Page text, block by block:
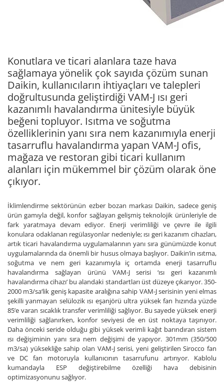
Konutlara ve ticari alanlara taze hava
sağlamaya yönelik çok sayıda çözüm sunan
Daikin, kullanıcıların ihtiyaçları ve talepleri
doğrultusunda geliştirdiği VAM-J ısı geri
kazanımlı havalandırma ünitesiyle büyük
beğeni topluyor. Isıtma ve soğutma
özelliklerinin yanı sıra nem kazanımıyla enerji
tasarruflu havalandırma yapan VAM-J ofis,
mağaza ve restoran gibi ticari kullanım
alanları için mükemmel bir çözüm olarak öne
çıkıyor.
İklimlendirme sektörünün ezber bozan markası Daikin, sadece geniş
ürün gamıyla değil, konfor sağlayan gelişmiş teknolojik ürünleriyle de
fark yaratmaya devam ediyor. Enerji verimliliği ve çevre ile ilgili
konulara odaklanan regülasyonlar nedeniyle; ısı geri kazanım cihazları,
artık ticari havalandırma uygulamalarının yanı sıra günümüzde konut
uygulamalarında da önemli bir husus olmaya başlıyor. Daikin’in ısıtma,
soğutma ve nem geri kazanımıyla iç ortamda enerji tasarruflu
havalandırma sağlayan ürünü VAM-J serisi ‘ısı geri kazanımlı
havalandırma cihazı’ bu alandaki standartları üst düzeye çıkarıyor. 350-
2000 m3/sa‘lik geniş kapasite aralığına sahip VAM-J serisinin yeni elmas
şekilli yanmayan selülozik ısı eşanjörü ultra yüksek fan hızında yüzde
85’e varan sıcaklık transfer verimliliği sağlıyor. Bu sayede yüksek enerji
verimliliği sağlanırken, konfor seviyesi de en üst noktaya taşınıyor.
Daha önceki seride olduğu gibi yüksek verimli kağıt barındıran sistem
ısı değişiminin yanı sıra nem değişimi de yapıyor. 301mm (350/500
m3/sa) yüksekliğe sahip olan VAM-J serisi, yeni geliştirilen Sirocco fan
ve DC fan motoruyla kullanıcının tasarrufunu artırıyor. Kablolu
kumandayla ESP değiştirebilme özelliği hava debisinin
optimizasyonunu sağlıyor.